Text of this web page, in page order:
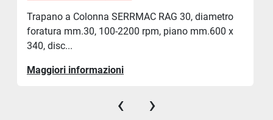
Trapano a Colonna SERRMAC RAG 30, diametro
foratura mm.30, 100-2200 rpm, piano mm.600 x
340, disc...
Maggiori informazioni
‹ ›